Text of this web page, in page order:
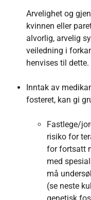
Arvelighet og
kvinnen eller
alvorlig, arvelig
veiledning i
henvises til dette.
Inntak av
fosteret, kan gi
Fastlege/
risiko for
for fortsatt
med
må
(se neste